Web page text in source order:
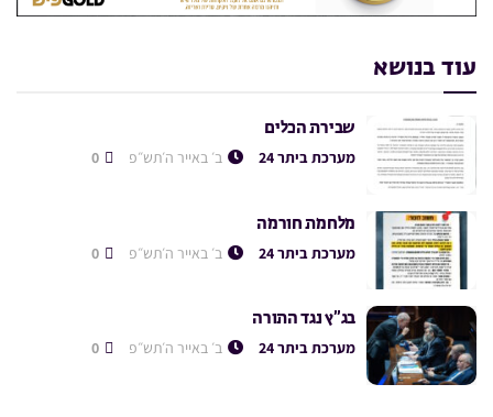
עוד בנושא
שבירת הכלים
מערכת ביתר 24 ב׳ באייר ה׳תש״פ
מלחמת חורמה
מערכת ביתר 24 ב׳ באייר ה׳תש״פ
בג”ץ נגד התורה
מערכת ביתר 24 ב׳ באייר ה׳תש״פ